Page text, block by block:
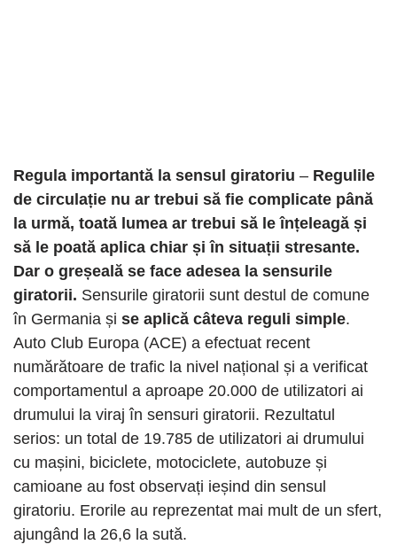
Regula importantă la sensul giratoriu – Regulile
de circulație nu ar trebui să fie complicate până
la urmă, toată lumea ar trebui să le înțeleagă și
să le poată aplica chiar și în situații stresante.
Dar o greșeală se face adesea la sensurile
giratorii. Sensurile giratorii sunt destul de comune
în Germania și se aplică câteva reguli simple.
Auto Club Europa (ACE) a efectuat recent
numărătoare de trafic la nivel național și a verificat
comportamentul a aproape 20.000 de utilizatori ai
drumului la viraj în sensuri giratorii. Rezultatul
serios: un total de 19.785 de utilizatori ai drumului
cu mașini, biciclete, motociclete, autobuze și
camioane au fost observați ieșind din sensul
giratoriu. Erorile au reprezentat mai mult de un sfert,
ajungând la 26,6 la sută.